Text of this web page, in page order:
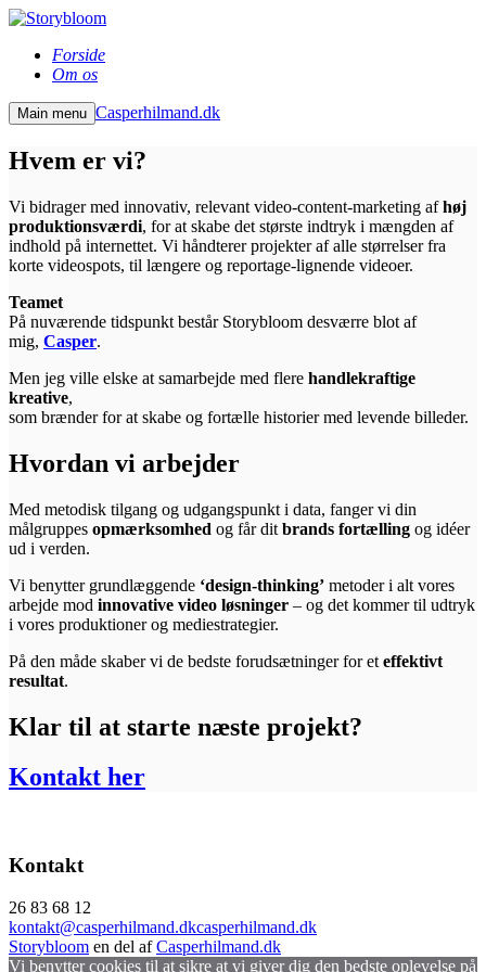
Forside
Om os
Main menu Casperhilmand.dk
Hvem er vi?
Vi bidrager med innovativ, relevant video-content-marketing afhøj
produktionsværdi, for at skabe det største indtryk i mængden af
indhold på internettet. Vi håndterer projekter af alle størrelser fra
korte videospots, til længere og reportage-lignende videoer.
Teamet
På nuværende tidspunkt består Storybloom desværre blot af
mig, Casper.
Men jeg ville elske at samarbejde med flere handlekraftige
kreative,
som brænder for at skabe og fortælle historier med levende billeder.
Hvordan vi arbejder
Med metodisk tilgang og udgangspunkt i data, fanger vi din
målgruppes opmærksomhed og får dit brands fortælling og idéer
ud i verden.
Vi benytter grundlæggende ‘design-thinking’ metoder i alt vores
arbejde mod innovative video løsninger – og det kommer til udtryk
i vores produktioner og mediestrategier.
På den måde skaber vi de bedste forudsætninger for et effektivt
resultat.
Klar til at starte næste projekt?
Kontakt her
Kontakt
26 83 68 12
kontakt@casperhilmand.dkcasperhilmand.dk
Storybloom en del afCasperhilmand.dk
Vi benytter cookies til at sikre at vi giver dig den bedste oplevelse på